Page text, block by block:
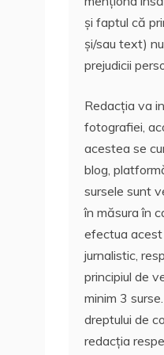
și faptul că
și/sau text)
prejudicii
Redacția va
fotografiei,
acestea se
blog,
sursele sunt
în măsura în
efectua
jurnalistic,
principiul de
minim 3
dreptului de
redacția